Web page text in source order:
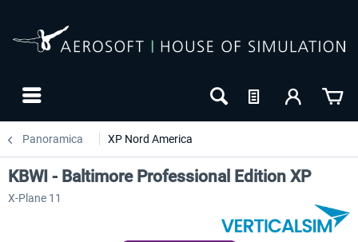
Panoramica XP Nord America
KBWI - Baltimore Professional Edition XP
X-Plane 11